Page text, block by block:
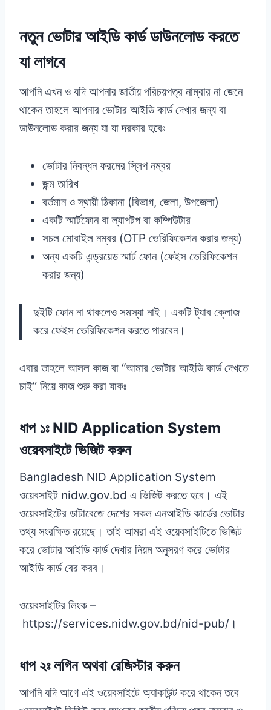
নতুন ভোটার আইডি কার্ড ডাউনলোড করতে
যা লাগবে
আপনি এখন ও যদি আপনার জাতীয় পরিচয়পত্র নাম্বার না জেনে
থাকেন তাহলে আপনার ভোটার আইডি কার্ড দেখার জন্য বা
ডাউনলোড করার জন্য যা যা দরকার হবেঃ
ভোটার নিবন্ধন ফরমের স্লিপ নম্বর
জন্ম তারিখ
বর্তমান ও স্থায়ী ঠিকানা (বিভাগ, জেলা, উপজেলা)
একটি স্মার্টফোন বা ল্যাপটপ বা কম্পিউটার
সচল মোবাইল নম্বর (OTP ভেরিফিকেশন করার জন্য)
অন্য একটি এন্ড্রয়েড স্মার্ট ফোন (ফেইস ভেরিফিকেশন
করার জন্য)
দুইটি ফোন না থাকলেও সমস্যা নাই। একটি ট্যাব ক্লোজ
করে ফেইস ভেরিফিকেশন করতে পারবেন।
এবার তাহলে আসল কাজ বা “আমার ভোটার আইডি কার্ড দেখতে
চাই” নিয়ে কাজ শুরু করা যাকঃ
ধাপ ১ঃ NID Application System
ওয়েবসাইটে ভিজিট করুন
Bangladesh NID Application System
ওয়েবসাইট nidw.gov.bd এ ভিজিট করতে হবে। এই
ওয়েবসাইটের ডাটাবেজে দেশের সকল এনআইডি কার্ডের ভোটার
তথ্য সংরক্ষিত রয়েছে। তাই আমরা এই ওয়েবসাইটিতে ভিজিট
করে ভোটার আইডি কার্ড দেখার নিয়ম অনুসরণ করে ভোটার
আইডি কার্ড বের করব।
ওয়েবসাইটির লিংক –
https://services.nidw.gov.bd/nid-pub/।
ধাপ ২ঃ লগিন অথবা রেজিস্টার করুন
আপনি যদি আগে এই ওয়েবসাইটে অ্যাকাউন্ট করে থাকেন তবে